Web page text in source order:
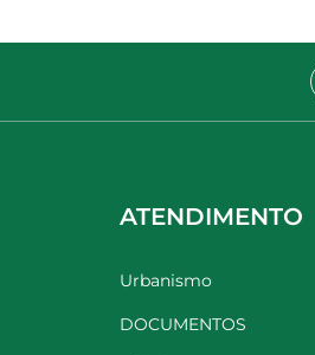
ATENDIMENTO
Urbanismo
DOCUMENTOS